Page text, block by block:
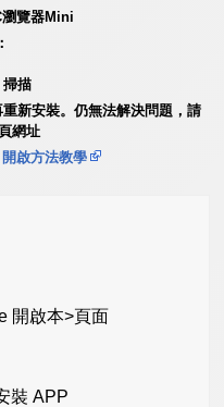
瀏覽器Mini
掃描
新安裝。仍無法解決問題，請
網址
開啟方法教學
開啟本>頁面
裝 APP